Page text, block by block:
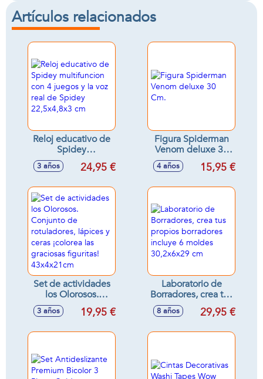
Artículos relacionados
Reloj educativo de
Spidey
multifuncion con 4
juegos y la voz real
22,5x4,8x3 cm
3 años 24,95 €
Figura Spiderman
Venom deluxe 30
Cm.
4 años 15,95 €
Set de actividades
los Olorosos.
Conjunto de
rotuladores, lápices
graciosas figuritas!
3 años 19,95 €
Laboratorio de
Borradores, crea tus
propios borradores
incluye 6 moldes
8 años 29,95 €